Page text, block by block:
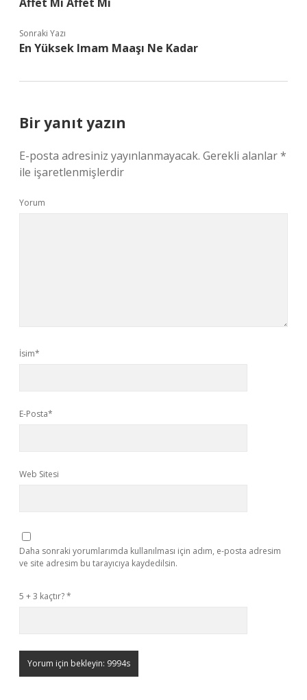
Sonraki Yazı
En Yüksek Imam Maaşı Ne Kadar
Bir yanıt yazın
E-posta adresiniz yayınlanmayacak. Gerekli alanlar*
ile işaretlenmişlerdir
Yorum
İsim*
E-Posta*
Web Sitesi
Daha sonraki yorumlarımda kullanılması için adım, e-posta adresim
ve site adresim bu tarayıcıya kaydedilsin.
5 + 3 kaçtır?*